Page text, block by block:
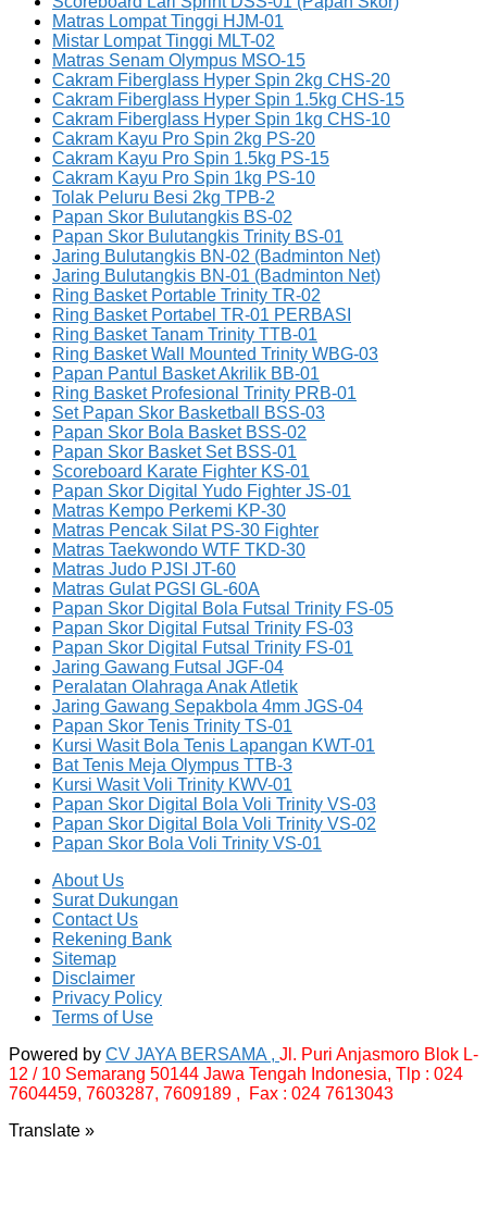
Matras Lompat Tinggi HJM-01
Mistar Lompat Tinggi MLT-02
Matras Senam Olympus MSO-15
Cakram Fiberglass Hyper Spin 2kg CHS-20
Cakram Fiberglass Hyper Spin 1.5kg CHS-15
Cakram Fiberglass Hyper Spin 1kg CHS-10
Cakram Kayu Pro Spin 2kg PS-20
Cakram Kayu Pro Spin 1.5kg PS-15
Cakram Kayu Pro Spin 1kg PS-10
Tolak Peluru Besi 2kg TPB-2
Papan Skor Bulutangkis BS-02
Papan Skor Bulutangkis Trinity BS-01
Jaring Bulutangkis BN-02 (Badminton Net)
Jaring Bulutangkis BN-01 (Badminton Net)
Ring Basket Portable Trinity TR-02
Ring Basket Portabel TR-01 PERBASI
Ring Basket Tanam Trinity TTB-01
Ring Basket Wall Mounted Trinity WBG-03
Papan Pantul Basket Akrilik BB-01
Ring Basket Profesional Trinity PRB-01
Set Papan Skor Basketball BSS-03
Papan Skor Bola Basket BSS-02
Papan Skor Basket Set BSS-01
Scoreboard Karate Fighter KS-01
Papan Skor Digital Yudo Fighter JS-01
Matras Kempo Perkemi KP-30
Matras Pencak Silat PS-30 Fighter
Matras Taekwondo WTF TKD-30
Matras Judo PJSI JT-60
Matras Gulat PGSI GL-60A
Papan Skor Digital Bola Futsal Trinity FS-05
Papan Skor Digital Futsal Trinity FS-03
Papan Skor Digital Futsal Trinity FS-01
Jaring Gawang Futsal JGF-04
Peralatan Olahraga Anak Atletik
Jaring Gawang Sepakbola 4mm JGS-04
Papan Skor Tenis Trinity TS-01
Kursi Wasit Bola Tenis Lapangan KWT-01
Bat Tenis Meja Olympus TTB-3
Kursi Wasit Voli Trinity KWV-01
Papan Skor Digital Bola Voli Trinity VS-03
Papan Skor Digital Bola Voli Trinity VS-02
Papan Skor Bola Voli Trinity VS-01
About Us
Surat Dukungan
Contact Us
Rekening Bank
Sitemap
Disclaimer
Privacy Policy
Terms of Use
Powered by CV JAYA BERSAMA , Jl. Puri Anjasmoro Blok L-
12 / 10 Semarang 50144 Jawa Tengah Indonesia, Tlp : 024
7604459, 7603287, 7609189 , Fax : 024 7613043
Translate »